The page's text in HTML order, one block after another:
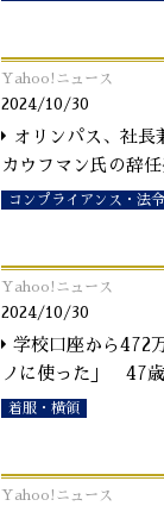
Yahoo!ニュース
2024/10/30
オリンパス、社長
カウフマン氏の辞
コンプライアンス・法
Yahoo!ニュース
2024/10/30
学校口座から472
ノに使った」 47
着服・横領
Yahoo!ニュース